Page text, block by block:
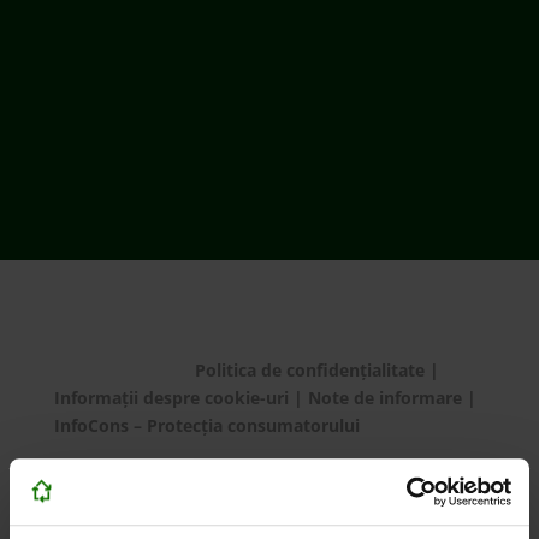
Politica de confidențialitate
Informații despre cookie-uri
Note de informare
InfoCons – Protecția consumatorului